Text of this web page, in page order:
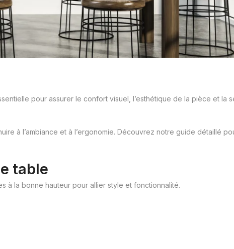
pour assurer le confort visuel, l’esthétique de la pièce et la
à l’ambiance et à l’ergonomie. Découvrez notre guide détaillé
table
à la bonne hauteur pour allier style et fonctionnalité.